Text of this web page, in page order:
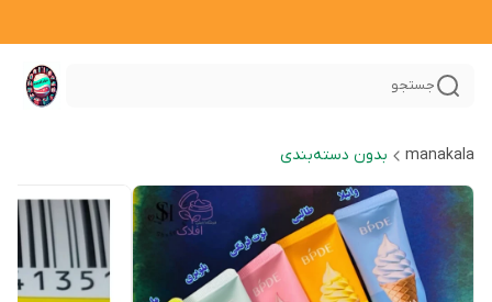
جستجو
manakala بدون دسته‌بندی